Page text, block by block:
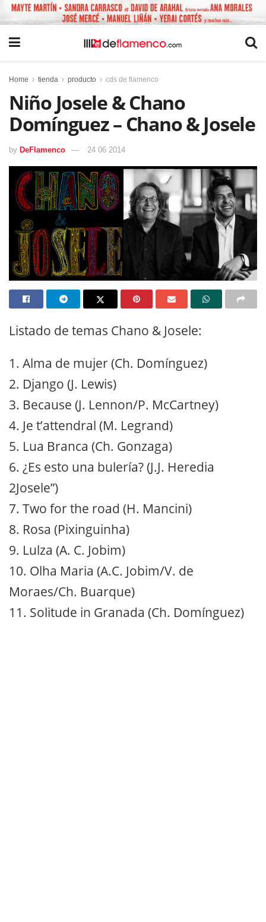
Home tienda producto cds de flamenco
Niño Josele & Chano
Domínguez – Chano & Josele
by DeFlamenco 24 06 2014
Listado de temas Chano & Josele:
1. Alma de mujer (Ch. Domínguez)
2. Django (J. Lewis)
3. Because (J. Lennon/P. McCartney)
4. Je t’attendral (M. Legrand)
5. Lua Branca (Ch. Gonzaga)
6. ¿Es esto una bulería? (J.J. Heredia
2Josele”)
7. Two for the road (H. Mancini)
8. Rosa (Pixinguinha)
9. Lulza (A. C. Jobim)
10. Olha Maria (A.C. Jobim/V. de
Moraes/Ch. Buarque)
11. Solitude in Granada (Ch. Domínguez)